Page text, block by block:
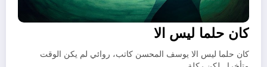
كان حلما ليس الا
كان حلما ليس الا يوسف المحسن كاتب، روائي لم يكن الوقت